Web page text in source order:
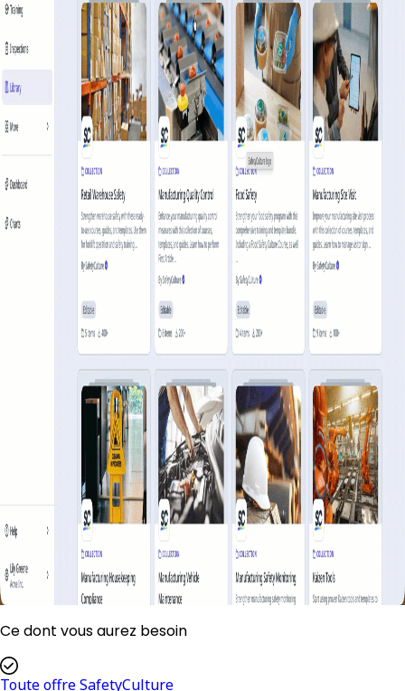
Ce dont vous aurez besoin
Toute offre SafetyCulture